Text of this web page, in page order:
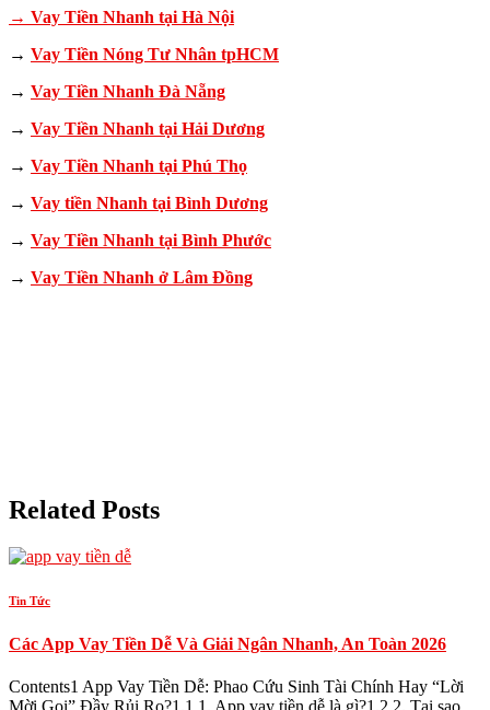
→ Vay Tiền Nhanh tại Hà Nội
→ Vay Tiền Nóng Tư Nhân tpHCM
→ Vay Tiền Nhanh Đà Nẵng
→ Vay Tiền Nhanh tại Hải Dương
→ Vay Tiền Nhanh tại Phú Thọ
→ Vay tiền Nhanh tại Bình Dương
→ Vay Tiền Nhanh tại Bình Phước
→ Vay Tiền Nhanh ở Lâm Đồng
Related Posts
Tin Tức
Các App Vay Tiền Dễ Và Giải Ngân Nhanh, An Toàn 2026
Contents1 App Vay Tiền Dễ: Phao Cứu Sinh Tài Chính Hay “Lời
Mời Gọi” Đầy Rủi Ro?1.1 1. App vay tiền dễ là gì?1.2 2. Tại sao